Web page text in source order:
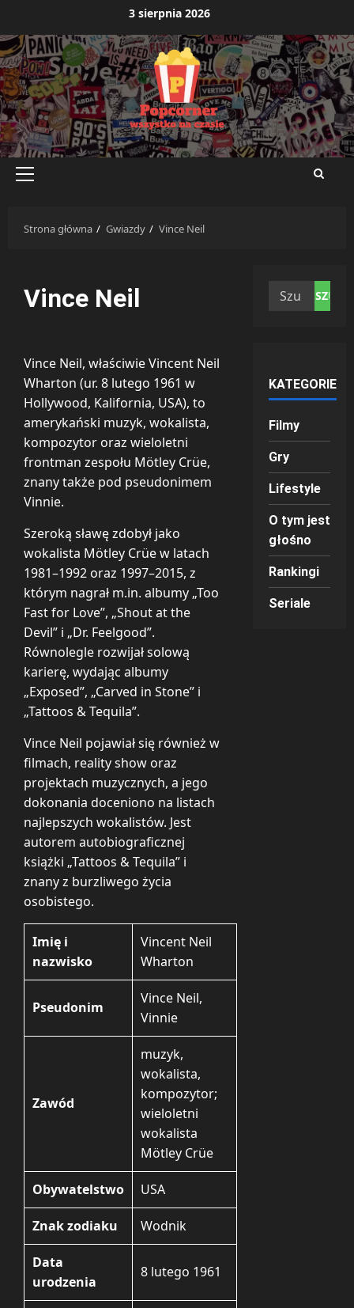
treści
3 sierpnia 2026
Menu
Strona główna Gwiazdy Vince Neil
Vince Neil
Vince Neil, właściwie Vincent Neil
Wharton (ur. 8 lutego 1961 w
Hollywood, Kalifornia, USA), to
amerykański muzyk, wokalista,
kompozytor oraz wieloletni
frontman zespołu Mötley Crüe,
znany także pod pseudonimem
Vinnie.
Szeroką sławę zdobył jako
wokalista Mötley Crüe w latach
1981–1992 oraz 1997–2015, z
którym nagrał m.in. albumy „Too
Fast for Love”, „Shout at the
Devil” i „Dr. Feelgood”.
Równolegle rozwijał solową
karierę, wydając albumy
„Exposed”, „Carved in Stone” i
„Tattoos & Tequila”.
Vince Neil pojawiał się również w
filmach, reality show oraz
projektach muzycznych, a jego
dokonania doceniono na listach
najlepszych wokalistów. Jest
autorem autobiograficznej
książki „Tattoos & Tequila” i
znany z burzliwego życia
osobistego.
Imię i
nazwisko
Vincent Neil
Wharton
Pseudonim
Vince Neil,
Vinnie
Zawód
muzyk,
wokalista,
kompozytor;
wieloletni
wokalista
Mötley Crüe
Obywatelstwo USA
Znak zodiaku Wodnik
Data
urodzenia
8 lutego 1961
Szukaj:
KATEGORIE
Filmy
Gry
Lifestyle
O tym jest
głośno
Rankingi
Seriale